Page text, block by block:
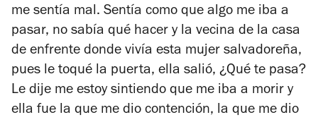
me sentía mal. Sentía como que algo me iba a
pasar, no sabía qué hacer y la vecina de la casa
de enfrente donde vivía esta mujer salvadoreña,
pues le toqué la puerta, ella salió, ¿Qué te pasa?
Le dije me estoy sintiendo que me iba a morir y
ella fue la que me dio contención, la que me dio